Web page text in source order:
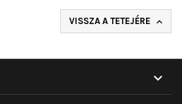
VISSZA A TETEJÉRE 
